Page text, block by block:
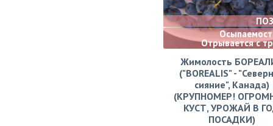
Отрывается с
Жимолость
("BOREALIS" -
сияние", Канада)
(КРУПНОМЕР!
КУСТ, УРОЖАЙ В
ПОСАДКИ)